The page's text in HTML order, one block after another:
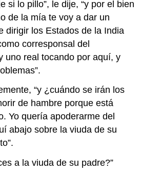
si lo pillo”, le dije, “y por el bien
de la mía te voy a dar un
dirigir los Estados de la India
corresponsal del
uno real tocando por aquí, y
“y ¿cuándo se irán los
de hambre porque está
Yo quería apoderarme del
abajo sobre la viuda de su
a la viuda de su padre?”